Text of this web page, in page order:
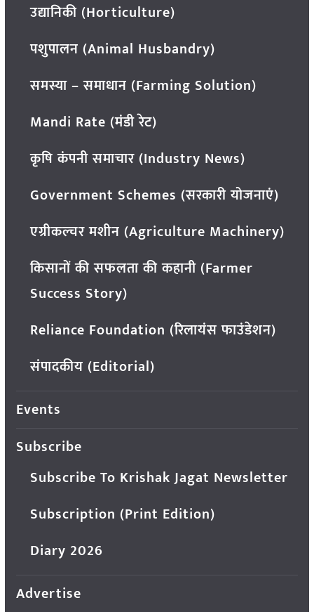
उद्यानिकी (Horticulture)
पशुपालन (Animal Husbandry)
समस्या – समाधान (Farming Solution)
Mandi Rate (मंडी रेट)
कृषि कंपनी समाचार (Industry News)
Government Schemes (सरकारी योजनाएं)
एग्रीकल्चर मशीन (Agriculture Machinery)
किसानों की सफलता की कहानी (Farmer
Success Story)
Reliance Foundation (रिलायंस फाउंडेशन)
संपादकीय (Editorial)
Events
Subscribe
Subscribe To Krishak Jagat Newsletter
Subscription (Print Edition)
Diary 2026
Advertise